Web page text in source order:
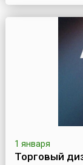
1 января
Торговый